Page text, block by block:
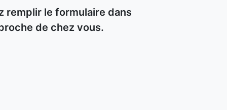
remplir le formulaire dans
de chez vous.